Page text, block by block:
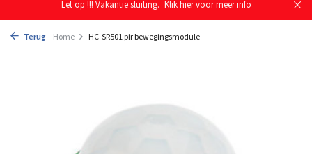
Let op !!! Vakantie sluiting. Klik hier voor meer info
Terug Home HC-SR501 pir bewegingsmodule